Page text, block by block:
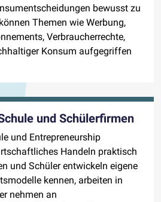
bewusst zu
Themen wie Werbung,
Verbraucherrechte,
Konsum aufgegriffen
und Schülerfirmen
und Entrepreneurship
Handeln praktisch
und Schüler entwickeln eigene
kennen, arbeiten in
nehmen an